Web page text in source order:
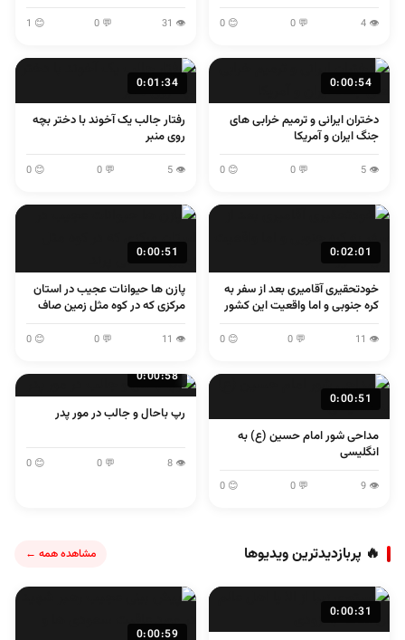
👁 4
💬 0
😊 0
👁 31
💬 0
😊 1
0:00:54
دختران ایرانی و ترمیم خرابی های
جنگ ایران و آمریکا
👁 5
💬 0
😊 0
0:01:34
رفتار جالب یک آخوند با دختر بچه
روی منبر
👁 5
💬 0
😊 0
0:02:01
خودتحقیری آقامیری بعد از سفر به
کره جنوبی و اما واقعیت این کشور
👁 11
💬 0
😊 0
0:00:51
پازن ها حیوانات عجیب در استان
مرکزی که در کوه مثل زمین صاف
👁 11
💬 0
😊 0
0:00:51
مداحی شور امام حسین (ع) به
انگلیسی
👁 9
💬 0
😊 0
0:00:58
رپ باحال و جالب در مور پدر
👁 8
💬 0
😊 0
🔥 پربازدیدترین ویدیوها مشاهده همه ←
0:00:31
0:00:59